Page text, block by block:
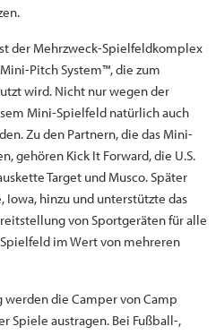
der Mehrzweck-Spielfeldkomplex
Pitch System™, die zum
wird. Nicht nur wegen der
Mini-Spielfeld natürlich auch
Zu den Partnern, die das Mini-
gehören Kick It Forward, die U.S.
Target und Musco. Später
Iowa, hinzu und unterstützte das
von Sportgeräten für alle
im Wert von mehreren
werden die Camper von Camp
Spiele austragen. Bei Fußball-,